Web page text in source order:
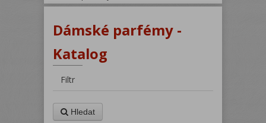
Dámské parfémy -
Katalog
Filtr
Hledat